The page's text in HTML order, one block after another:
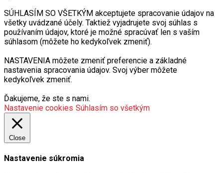
SÚHLASÍM SO VŠETKÝM akceptujete spracovanie údajov na
všetky uvádzané účely. Taktiež vyjadrujete svoj súhlas s
používaním údajov, ktoré je možné spracúvať len s vaším
súhlasom (môžete ho kedykoľvek zmeniť).
NASTAVENIA môžete zmeniť preferencie a základné
nastavenia spracovania údajov. Svoj výber môžete
kedykoľvek zmeniť.
Ďakujeme, že ste s nami.
Nastavenie cookies Súhlasím so všetkým
Close
Nastavenie súkromia